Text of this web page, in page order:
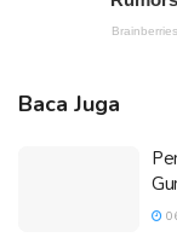
Baca Juga